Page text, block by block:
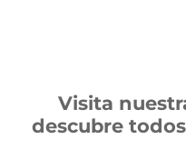
Visita
descubre